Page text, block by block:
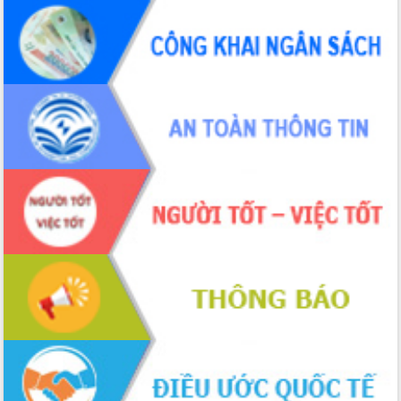
Họp báo thông tin về Hội nghị Công bố
Quy hoạch và Xúc tiến đầu tư tỉnh Đắk
Lắk
Khơi thông điểm nghẽn, đẩy nhanh
giải ngân vốn khắc phục thiên tai
HĐND tỉnh thông qua điều chỉnh Quy
hoạch tỉnh thời kỳ 2021-2030
Hội thảo góp ý hồ sơ điều chỉnh quy
hoạch tỉnh Đắk Lắk thời kỳ 2021-2030,
tầm nhìn đến năm 2050
Nâng cao hiệu quả hoạt động của các
doanh nghiệp nhà nước
Hội nghị triển khai kết nối mạng
truyền số liệu chuyên dùng phục vụ cơ
quan Đảng, Nhà nước
Lễ phát động chuỗi hoạt động chung
tay làm sạch môi trường
Xã Ea Kar bước chuyển mình trong
công tác cải cách hành chính mô hình
mới